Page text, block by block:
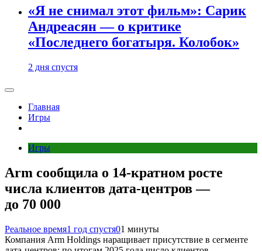
«Я не снимал этот фильм»: Сарик
Андреасян — о критике
«Последнего богатыря. Колобок»
2 дня спустя
Главная
Игры
Игры
Arm сообщила о 14‑кратном росте
числа клиентов дата‑центров —
до 70 000
Реальное время1 год спустя01 минуты
Компания Arm Holdings наращивает присутствие в сегменте